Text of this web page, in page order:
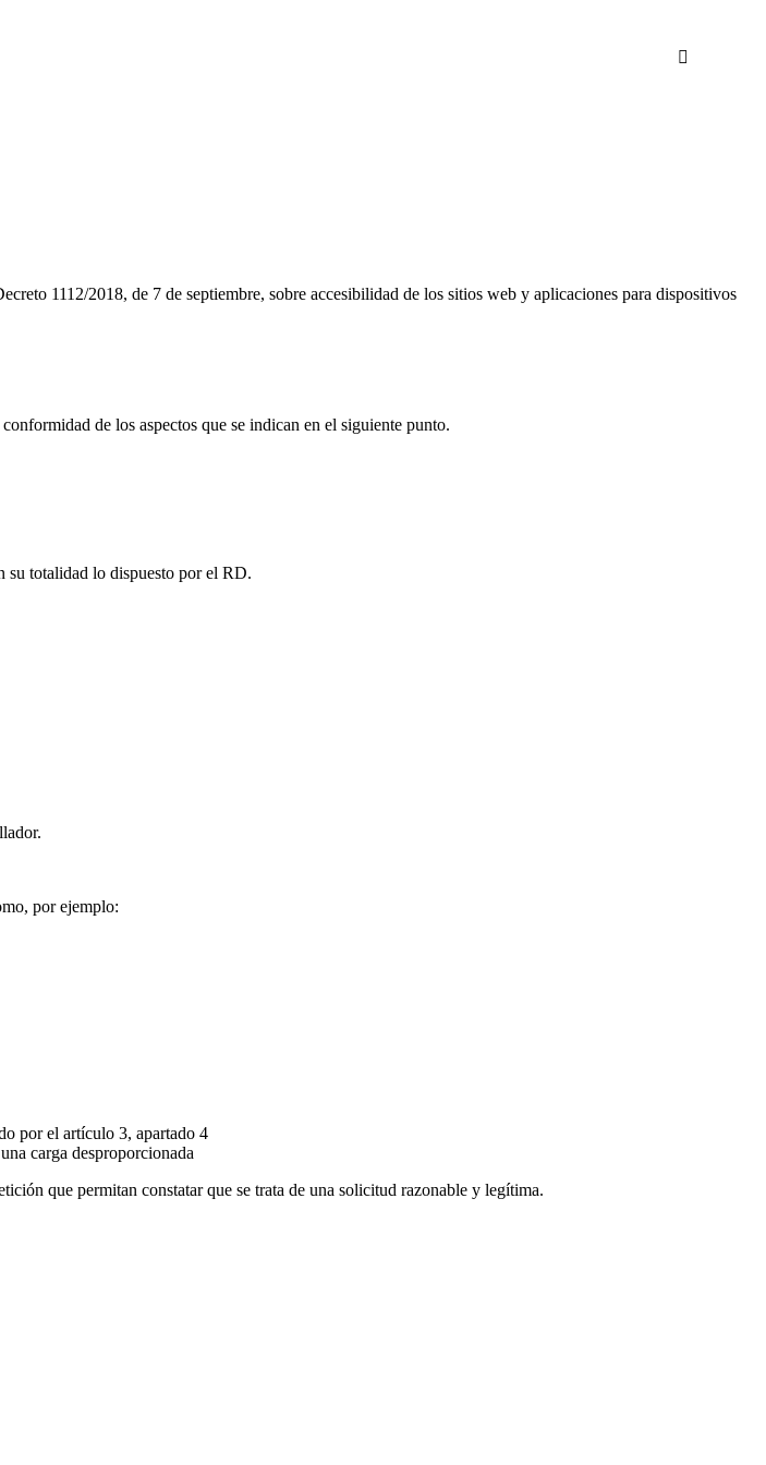
1112/2018, de 7 de septiembre, sobre accesibilidad de los sitios web y aplicaciones para dispositivos
de los aspectos que se indican en el siguiente punto.
su totalidad lo dispuesto por el RD.
por ejemplo:
por el artículo 3, apartado 4
carga desproporcionada
que permitan constatar que se trata de una solicitud razonable y legítima.